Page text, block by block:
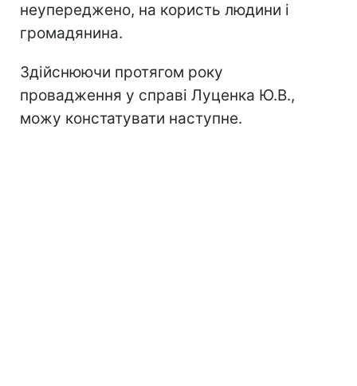
неупереджено, на користь людини і
громадянина.
Здійснюючи протягом року
провадження у справі Луценка Ю.В.,
можу констатувати наступне.